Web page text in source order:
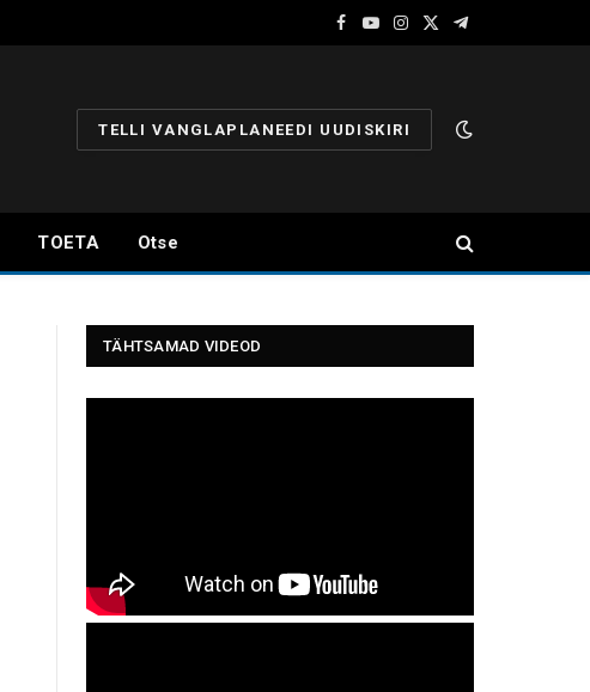
Facebook
YouTube
Instagram
X
Telegram
TELLI VANGLAPLANEEDI UUDISKIRI
TOETA Otse
TÄHTSAMAD VIDEOD